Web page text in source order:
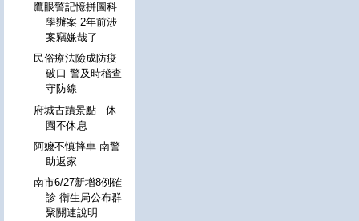
鷹眼警記憶拼圖科
學辦案 2年前涉
案竊嫌哉了
民俗療法險成防疫
破口 警及時稽查
守防線
府城古蹟景點 休
園不休息
阿嬤不慎摔車 南警
助返家
南市6/27新增8例確
診 衛生局公布群
聚關連說明